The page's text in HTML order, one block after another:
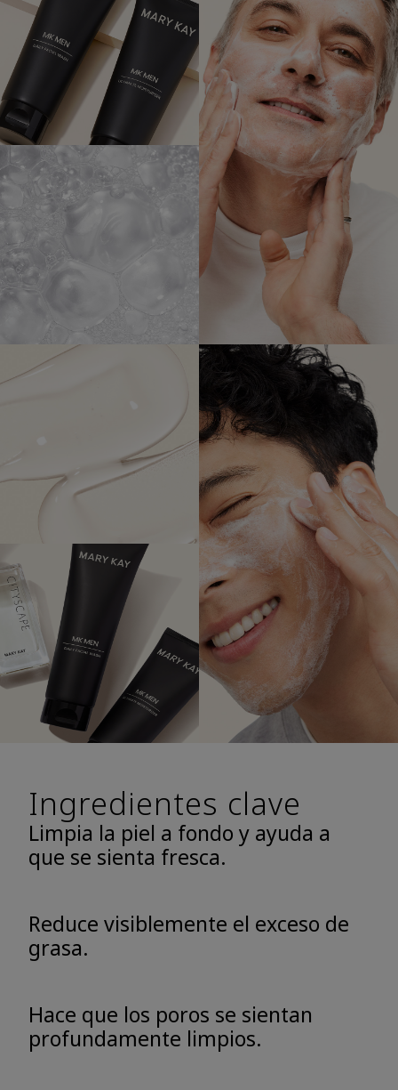
Ingredientes clave
Limpia la piel a fondo y ayuda a
que se sienta fresca.
Reduce visiblemente el exceso de
grasa.
Hace que los poros se sientan
profundamente limpios.